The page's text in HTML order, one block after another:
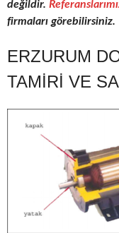
değildir.
firmaları görebilirsiniz.
ERZURUM
TAMIRI VE